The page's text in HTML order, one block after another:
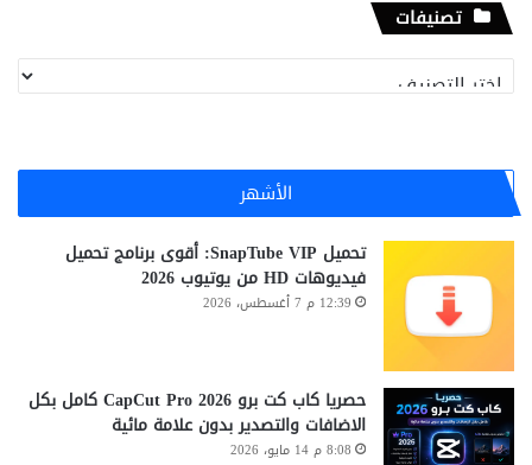
تصنيفات
تصنيفات
الأشهر
تحميل SnapTube VIP: أقوى برنامج تحميل
فيديوهات HD من يوتيوب 2026
12:39 م 7 أغسطس، 2026
حصريا كاب كت برو CapCut Pro 2026 كامل بكل
الاضافات والتصدير بدون علامة مائية
8:08 م 14 مايو، 2026